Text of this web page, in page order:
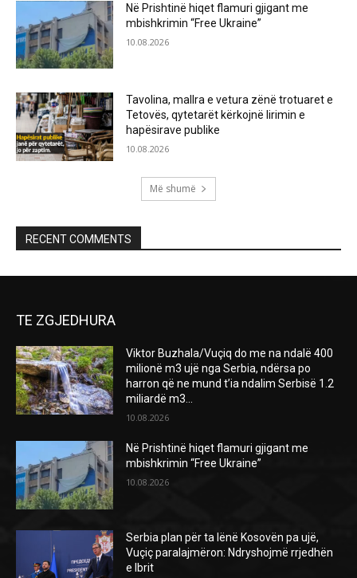
Në Prishtinë hiqet flamuri gjigant me
mbishkrimin “Free Ukraine”
10.08.2026
Tavolina, mallra e vetura zënë trotuaret e
Tetovës, qytetarët kërkojnë lirimin e
hapësirave publike
10.08.2026
Më shumë
RECENT COMMENTS
TE ZGJEDHURA
Viktor Buzhala/Vuçiq do me na ndalë 400
milionë m3 ujë nga Serbia, ndërsa po
harron që ne mund t’ia ndalim Serbisë 1.2
miliardë m3...
10.08.2026
Në Prishtinë hiqet flamuri gjigant me
mbishkrimin “Free Ukraine”
10.08.2026
Serbia plan për ta lënë Kosovën pa ujë,
Vuçiç paralajmëron: Ndryshojmë rrjedhën
e Ibrit